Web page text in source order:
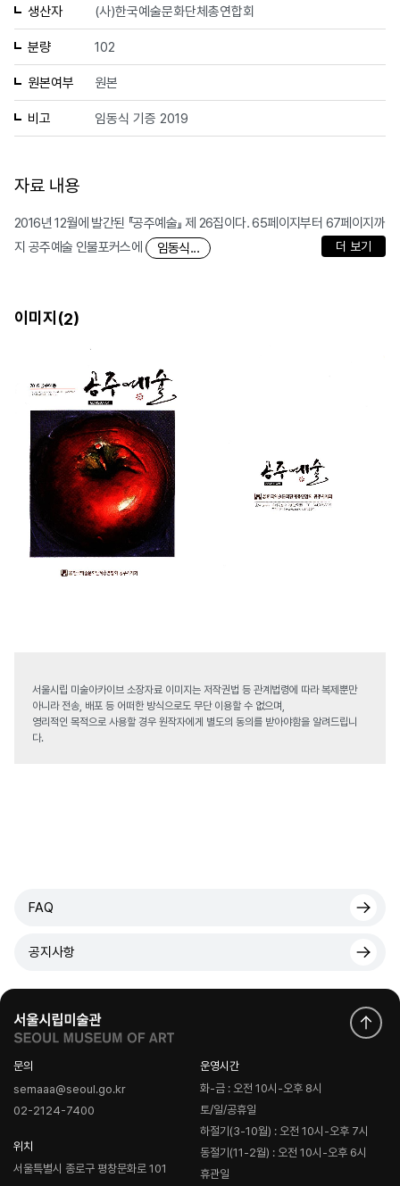
생산자 (사)한국예술문화단체총연합회
분량 102
원본여부 원본
비고 임동식 기증 2019
자료 내용
2016년 12월에 발간된 『공주예술』 제 26집이다. 65페이지부터 67페이지까
지 공주예술 인물포커스에
임동식... 더 보기
이미지(2)
서울시립 미술아카이브 소장자료 이미지는 저작권법 등 관계법령에 따라 복제뿐만
아니라 전송, 배포 등 어떠한 방식으로도 무단 이용할 수 없으며,
영리적인 목적으로 사용할 경우 원작자에게 별도의 동의를 받아야함을 알려드립니
다.
FAQ
공지사항
문의
semaaa@seoul.go.kr
02-2124-7400
위치
서울특별시 종로구 평창문화로 101
운영시간
화-금 : 오전 10시-오후 8시
토/일/공휴일
하절기(3-10월) : 오전 10시-오후 7시
동절기(11-2월) : 오전 10시-오후 6시
휴관일